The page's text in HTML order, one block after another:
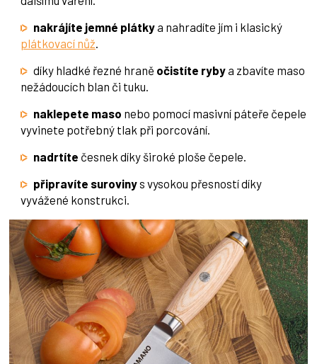
nakrájíte jemné plátkya nahradíte jím i klasický
plátkovací nůž
díky hladké řezné hraně očistíte rybya zbavíte maso
nežádoucích blan či tuku.
naklepete maso nebo pomocí masivní páteře čepele
vyvinete potřebný tlak při porcování.
nadrtíte česnek díky široké ploše čepele.
připravíte surovinys vysokou přesností díky
vyvážené konstrukci.